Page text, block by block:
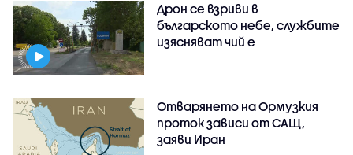
Дрон се взриви в
българското небе, службите
изясняват чий е
Отварянето на Ормузкия
проток зависи от САЩ,
заяви Иран